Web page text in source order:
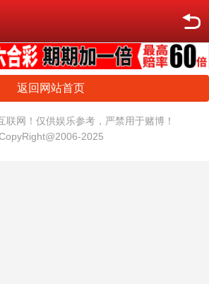
返回网站首页
联网！仅供娱乐参考，严禁用于赌博！
2025